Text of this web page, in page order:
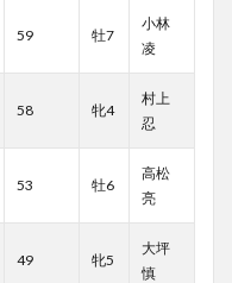
59 牡7
小林
凌
58 牝4
村上
忍
53 牡6
高松
亮
49 牝5
大坪
慎